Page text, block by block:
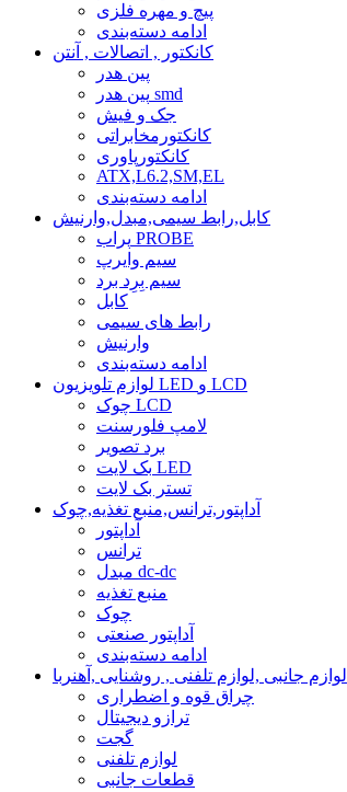
پیچ و مهره فلزی
ادامه دسته‌بندی
کانکتور , اتصالات , آنتن
پین هدر
پین هدر smd
جک و فیش
کانکتورمخابراتی
کانکتورپاوری
ATX,L6.2,SM,EL
ادامه دسته‌بندی
کابل,رابط سیمی,مبدل,وارنیش
پراب PROBE
سیم وایرپ
سیم بِرِد برد
کابل
رابط های سیمی
وارنیش
ادامه دسته‌بندی
لوازم تلویزیون LED و LCD
چوک LCD
لامپ فلورسنت
برد تصویر
بک لایت LED
تستر بک لایت
آداپتور,ترانس,منبع تغذیه,چوک
آداپتور
ترانس
مبدل dc-dc
منبع تغذیه
چوک
آداپتور صنعتی
ادامه دسته‌بندی
لوازم جانبی ,لوازم تلفنی , روشنایی ,آهنربا
چراق قوه و اضطراری
ترازو دیجیتال
گجت
لوازم تلفنی
قطعات جانبی